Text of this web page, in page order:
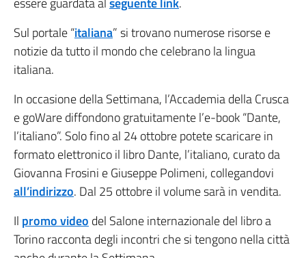
Sul portale “italiana” si trovano numerose risorse e
notizie da tutto il mondo che celebrano la lingua
italiana.
In occasione della Settimana, l’Accademia della Crusca
e goWare diffondono gratuitamente l’e-book “Dante,
l’italiano”. Solo fino al 24 ottobre potete scaricare in
formato elettronico il libro Dante, l’italiano, curato da
Giovanna Frosini e Giuseppe Polimeni, collegandovi
all’indirizzo. Dal 25 ottobre il volume sarà in vendita.
Il promo video del Salone internazionale del libro a
Torino racconta degli incontri che si tengono nella città